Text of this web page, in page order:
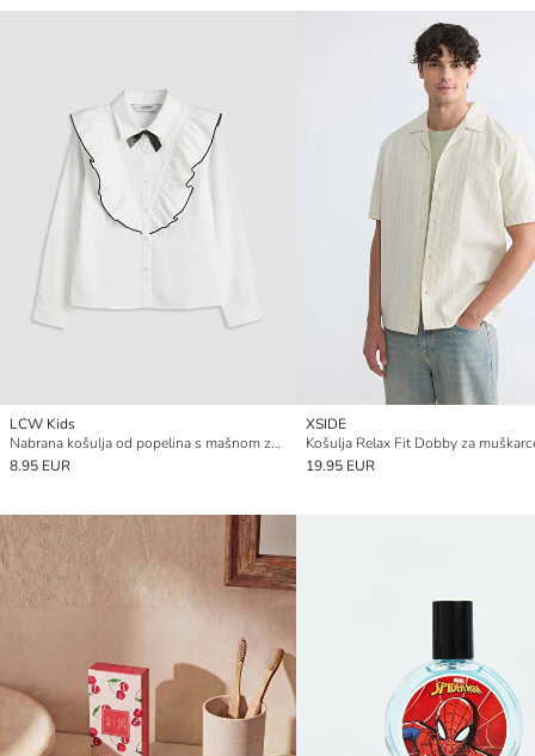
LCW Kids
Nabrana košulja od popelina s mašnom za djevojčice
8.95 EUR
XSIDE
Košulja Relax Fit Dobby za
19.95 EUR